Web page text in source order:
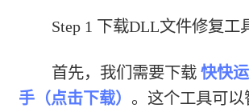
Step 1 下载DLL文件修复工
首先，我们需要下载 快快
手（点击下载） 。这个工具可